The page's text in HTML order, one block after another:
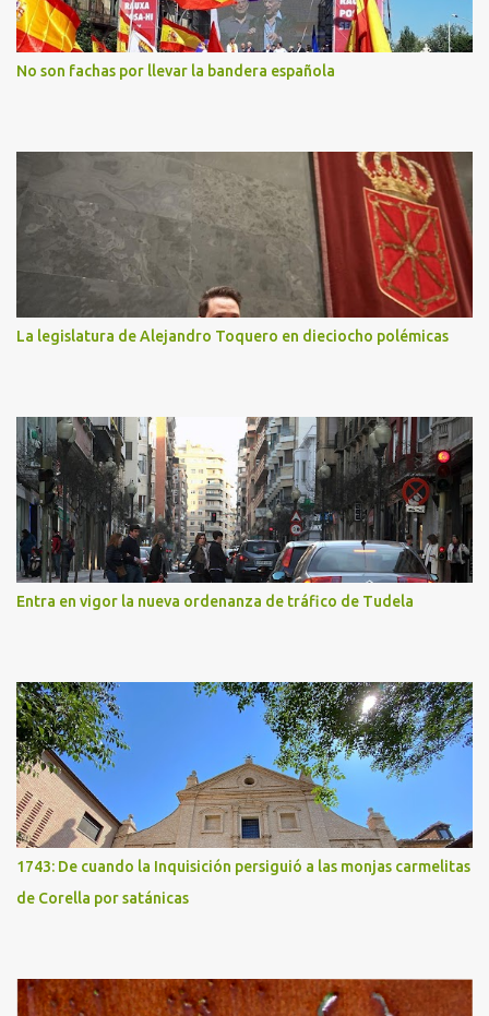
No son fachas por llevar la bandera española
La legislatura de Alejandro Toquero en dieciocho polémicas
Entra en vigor la nueva ordenanza de tráfico de Tudela
1743: De cuando la Inquisición persiguió a las monjas carmelitas
de Corella por satánicas